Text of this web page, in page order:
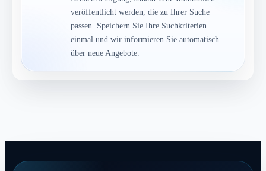
veröffentlicht werden, die zu Ihrer Suche
passen. Speichern Sie Ihre Suchkriterien
einmal und wir informieren Sie automatisch
über neue Angebote.